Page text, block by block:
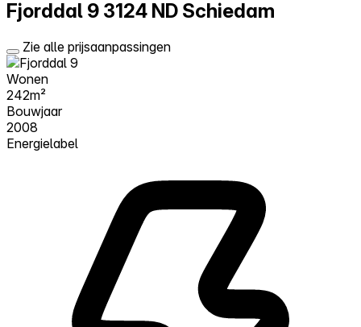
Fjorddal 9 3124 ND Schiedam
Zie alle prijsaanpassingen
Wonen
242m²
Bouwjaar
2008
Energielabel